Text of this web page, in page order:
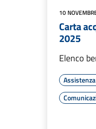
10
Carta
2025
Elenco